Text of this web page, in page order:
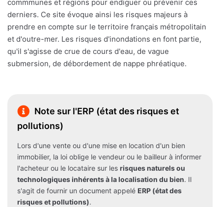
commmunes et régions pour endiguer ou prévenir ces
derniers. Ce site évoque ainsi les risques majeurs à
prendre en compte sur le territoire français métropolitain
et d'outre-mer. Les risques d'inondations en font partie,
qu'il s'agisse de crue de cours d'eau, de vague
submersion, de débordement de nappe phréatique.
Note sur l'ERP (état des risques et
pollutions)
Lors d'une vente ou d'une mise en location d'un bien
immobilier, la loi oblige le vendeur ou le bailleur à informer
l'acheteur ou le locataire sur les risques naturels ou
technologiques inhérents à la localisation du bien. Il
s'agit de fournir un document appelé ERP (état des
risques et pollutions).